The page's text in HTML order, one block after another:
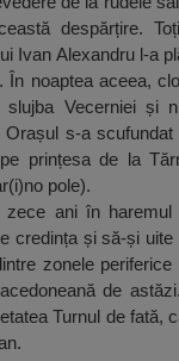
despărțire.
Ivan Alexandru l-a
În noaptea aceea,
Vecerniei și
s-a
prințesa de la
pole).
ani în haremul
credința și să-și uite
zonele periferice
de
Turnul de fată,